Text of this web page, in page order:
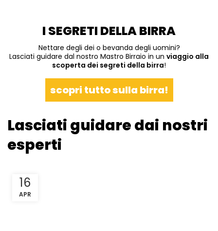
I SEGRETI DELLA BIRRA
Nettare degli dei o bevanda degli uomini?
Lasciati guidare dal nostro Mastro Birraio in un viaggio alla
scoperta dei segreti della birra!
scopri tutto sulla birra!
Lasciati guidare dai nostri
esperti
16
APR